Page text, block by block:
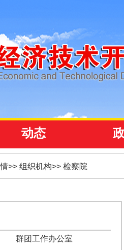
动态
>> 组织机构>> 检察院
群团工作办公室